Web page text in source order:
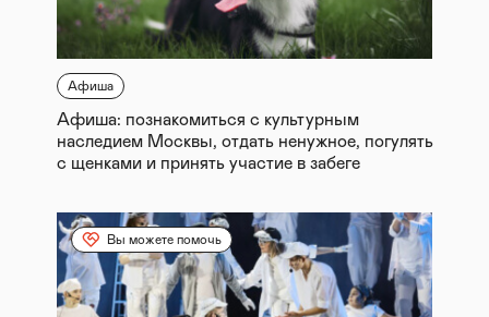
Афиша
Афиша: познакомиться с культурным
наследием Москвы, отдать ненужное, погулять
с щенками и принять участие в забеге
Вы можете помочь